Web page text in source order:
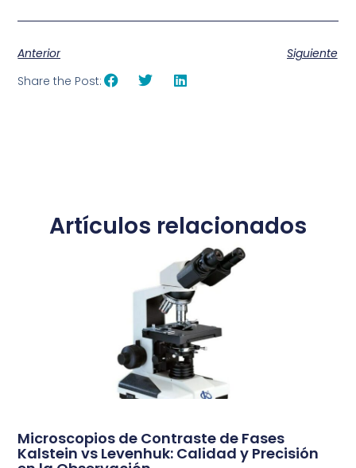
Anterior
Siguiente
Share the Post:
Artículos relacionados
Microscopios de Contraste de Fases
Kalstein vs Levenhuk: Calidad y Precisión